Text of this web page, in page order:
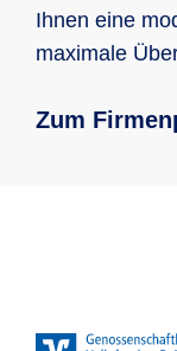
Ihnen eine
maximale
Zum